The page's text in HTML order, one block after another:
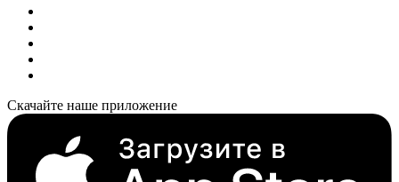
Скачайте наше приложение